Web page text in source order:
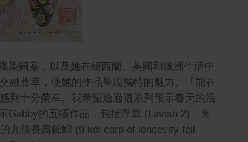
染圖案，以及她在紐西蘭、英國和澳洲生活中
融薈萃，使她的作品呈現獨特的魅力。「能在
到十分榮幸。我希望透過這系列預示春天的活
Gabby的五幅作品，包括浮華 (Lavish 2)、英
九條長壽錦鯉 (9 koi carp of longevity fell